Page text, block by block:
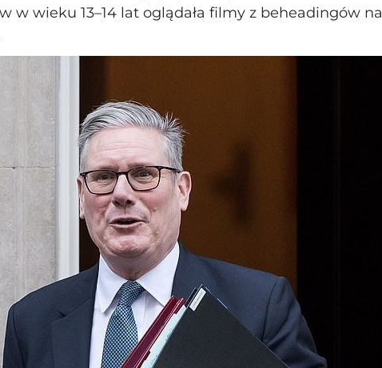
w wieku 13–14 lat oglądała filmy z beheadingów na